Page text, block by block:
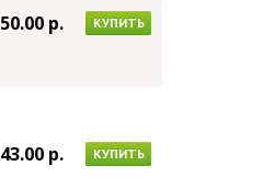
50.00 p. КУПИТЬ
43.00 p. КУПИТЬ